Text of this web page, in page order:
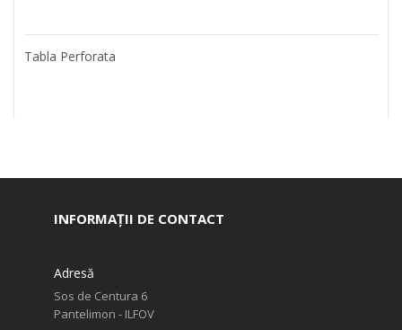
Tabla Perforata
INFORMAȚII DE CONTACT
Adresă
Sos de Centura 6
Pantelimon - ILFOV